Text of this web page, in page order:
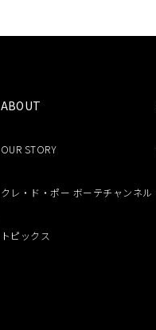
ABOUT
OUR STORY
クレ・ド・ポー ボーテチャンネル
トピックス